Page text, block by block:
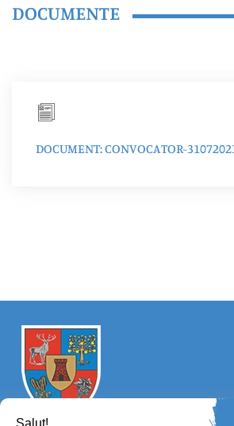
DOCUMENTE
DOCUMENT: CONVOCATOR-
Salut!